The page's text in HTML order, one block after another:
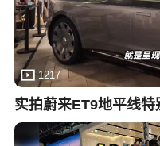
1217
实拍蔚来ET9地平线